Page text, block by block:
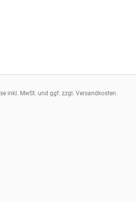
inkl. MwSt. und ggf. zzgl. Versandkosten.